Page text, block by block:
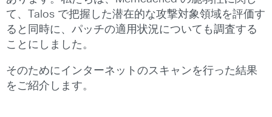
て、Talos で把握した潜在的な攻撃対象領域を評価す
ると同時に、パッチの適用状況についても調査する
ことにしました。
そのためにインターネットのスキャンを行った結果
をご紹介します。